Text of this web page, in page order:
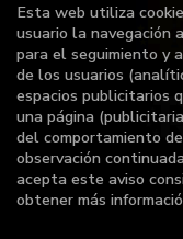
Esta web utiliza
usuario la navegación
para el seguimiento y
de los usuarios
espacios publicitarios
una página
del comportamiento
observación
acepta este aviso
obtener más